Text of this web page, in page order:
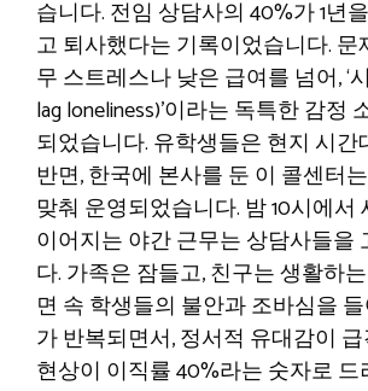
습니다. 전임 상담사의 40%가 1년
고 퇴사했다는 기록이었습니다. 문
무 스트레스나 낮은 급여를 넘어, ‘
lag loneliness)’이라는 독특한 감정
되었습니다. 유학생들은 현지 시
반면, 한국에 본사를 둔 이 콜센터
맞춰 운영되었습니다. 밤 10시에서
이어지는 야간 근무는 상담사들을
다. 가족은 잠들고, 친구는 생활하
면 속 학생들의 불안과 조바심을
가 반복되면서, 정서적 유대감이
현상이 이직률 40%라는 숫자로 드